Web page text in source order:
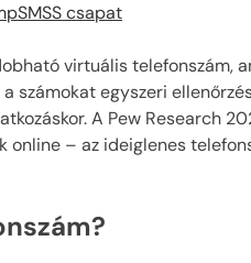
csapat
virtuális telefonszám,
számokat egyszeri
A Pew Research
online – az ideiglenes